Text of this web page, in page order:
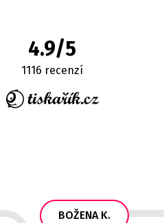
4.9/5
1116 recenzí
BOŽENA K.